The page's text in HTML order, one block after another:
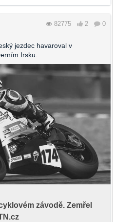
82775 2 0
jezdec havaroval v
Irsku.
závodě. Zemřel